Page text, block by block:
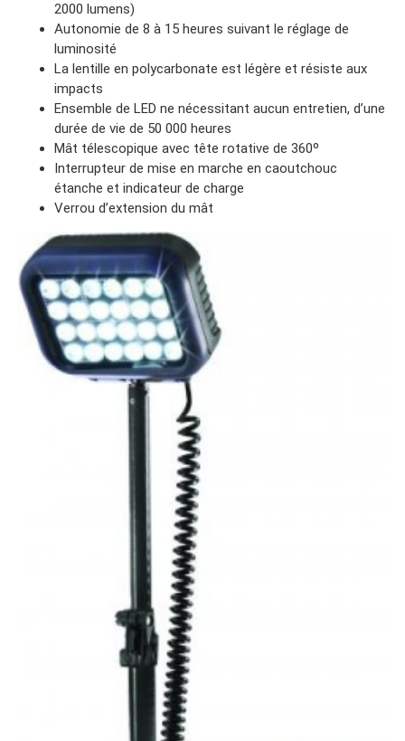
2000 lumens)
Autonomie de 8 à 15 heures suivant le réglage de
luminosité
La lentille en polycarbonate est légère et résiste aux
impacts
Ensemble de LED ne nécessitant aucun entretien, d’une
durée de vie de 50 000 heures
Mât télescopique avec tête rotative de 360º
Interrupteur de mise en marche en caoutchouc
étanche et indicateur de charge
Verrou d’extension du mât